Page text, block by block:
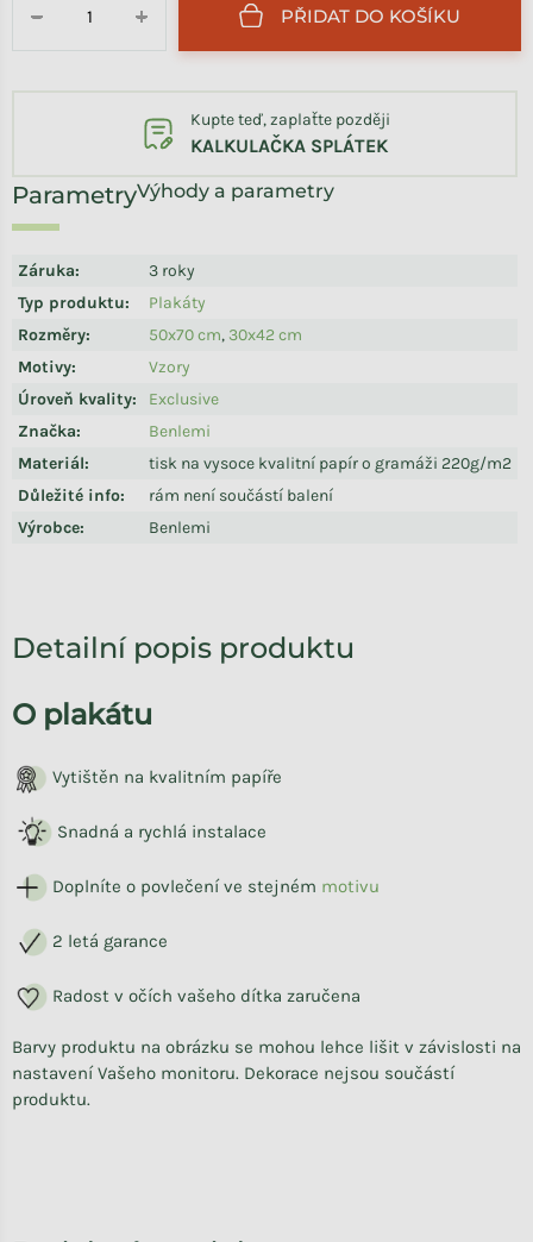
+
− PŘIDAT DO KOŠÍKU
Výhody a parametry
Záruka:
3 roky
Typ produktu:
Plakáty
Rozměry: 50x70 cm, 30x42 cm
Motivy:
Vzory
Úroveň kvality:
Exclusive
Značka:
Benlemi
Materiál:
tisk na vysoce kvalitní papír o gramáži 220g/m2
Důležité info:
rám není součástí balení
Výrobce: Benlemi
Kupte teď, zaplaťte později
KALKULAČKA SPLÁTEK
Detailní popis produktu
O plakátu
Vytištěn na kvalitním papíře
Snadná a rychlá instalace
Doplníte o povlečení ve stejném motivu
2 letá garance
Radost v očích vašeho dítka zaručena
Barvy produktu na obrázku se mohou lehce lišit v závislosti na
nastavení Vašeho monitoru. Dekorace nejsou součástí
produktu.